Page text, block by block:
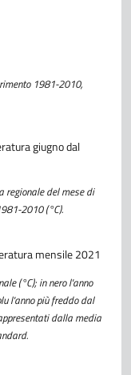
1981-2010,
regionale del mese di
2010 (°C).
(°C); in nero l'anno
l'anno più freddo dal
dalla media